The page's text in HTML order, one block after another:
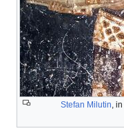
Stefan Milutin ,